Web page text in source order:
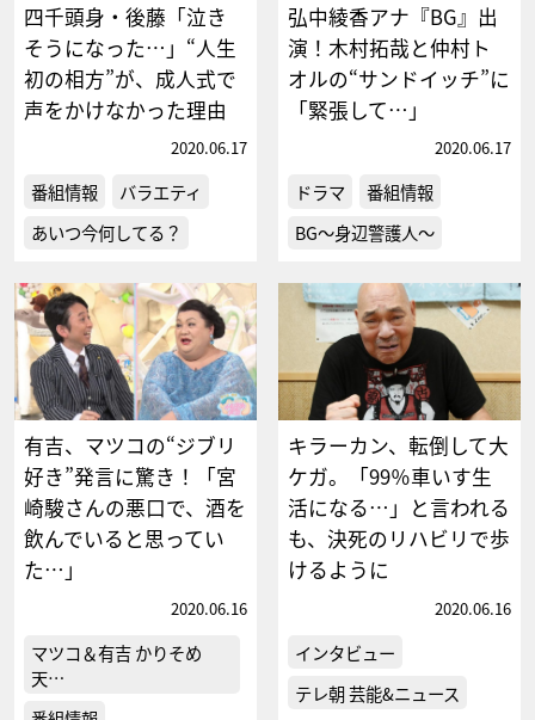
四千頭身・後藤「泣き
そうになった…」“人生
初の相方”が、成人式で
声をかけなかった理由
2020.06.17
番組情報
バラエティ
あいつ今何してる？
弘中綾香アナ『BG』出
演！木村拓哉と仲村ト
オルの“サンドイッチ”に
「緊張して…」
2020.06.17
ドラマ
番組情報
BG～身辺警護人～
有吉、マツコの“ジブリ
好き”発言に驚き！「宮
崎駿さんの悪口で、酒を
飲んでいると思ってい
た…」
2020.06.16
マツコ＆有吉 かりそめ
天…
キラーカン、転倒して大
ケガ。「99％車いす生
活になる…」と言われる
も、決死のリハビリで歩
けるように
2020.06.16
インタビュー
テレ朝 芸能&ニュース